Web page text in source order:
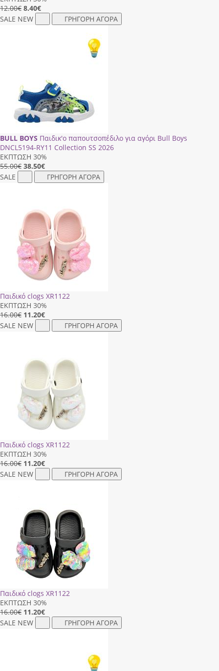
12.00€ 8.40€
SALE NEW ΓΡΗΓΟΡΗ ΑΓΟΡΑ
BULL BOYS Παιδικ'ο παπουτσοπέδιλο για αγόρι Bull Boys
DΝCL5194-RΥ11 Collection SS 2026
ΕΚΠΤΩΣΗ 30%
55.00€ 38.50€
SALE
ΓΡΗΓΟΡΗ ΑΓΟΡΑ
Παιδικό clogs XR1122
ΕΚΠΤΩΣΗ 30%
16.00€ 11.20€
SALE NEW ΓΡΗΓΟΡΗ ΑΓΟΡΑ
Παιδικό clogs XR1122
ΕΚΠΤΩΣΗ 30%
16.00€ 11.20€
SALE NEW ΓΡΗΓΟΡΗ ΑΓΟΡΑ
Παιδικό clogs XR1122
ΕΚΠΤΩΣΗ 30%
16.00€ 11.20€
SALE NEW ΓΡΗΓΟΡΗ ΑΓΟΡΑ